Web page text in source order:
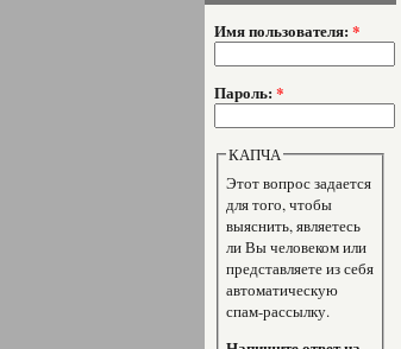
Имя пользователя: *
Пароль: *
КАПЧА
Этот вопрос задается
для того, чтобы
выяснить, являетесь
ли Вы человеком или
представляете из себя
автоматическую
спам-рассылку.